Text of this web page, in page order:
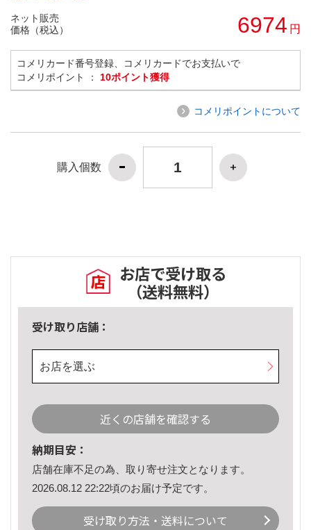
ネット販売
価格（税込）
6974 円
コメリカード番号登録、コメリカードでお支払いで
コメリポイント ： 10ポイント獲得
コメリポイントについて
購入個数
お店で受け取る
（送料無料）
受け取り店舗：
お店を選ぶ
近くの店舗を確認する
納期目安：
店舗在庫不足の為、取り寄せ注文となります。
2026.08.12 22:22頃のお届け予定です。
受け取り方法・送料について